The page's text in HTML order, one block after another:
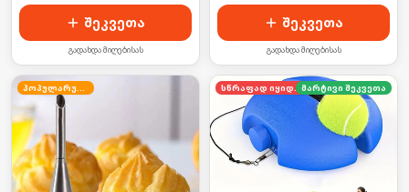
შეკვეთა
გადახდა მიღებისას
შეკვეთა
გადახდა მიღებისას
სწრაფად იყიდებამარტივი შეკვეთა